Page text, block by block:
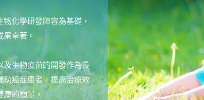
化學研發陣容為基礎，
卓著。
及生物疫苗的開發作為長
助癌症患者，提高治療效
康的願景。